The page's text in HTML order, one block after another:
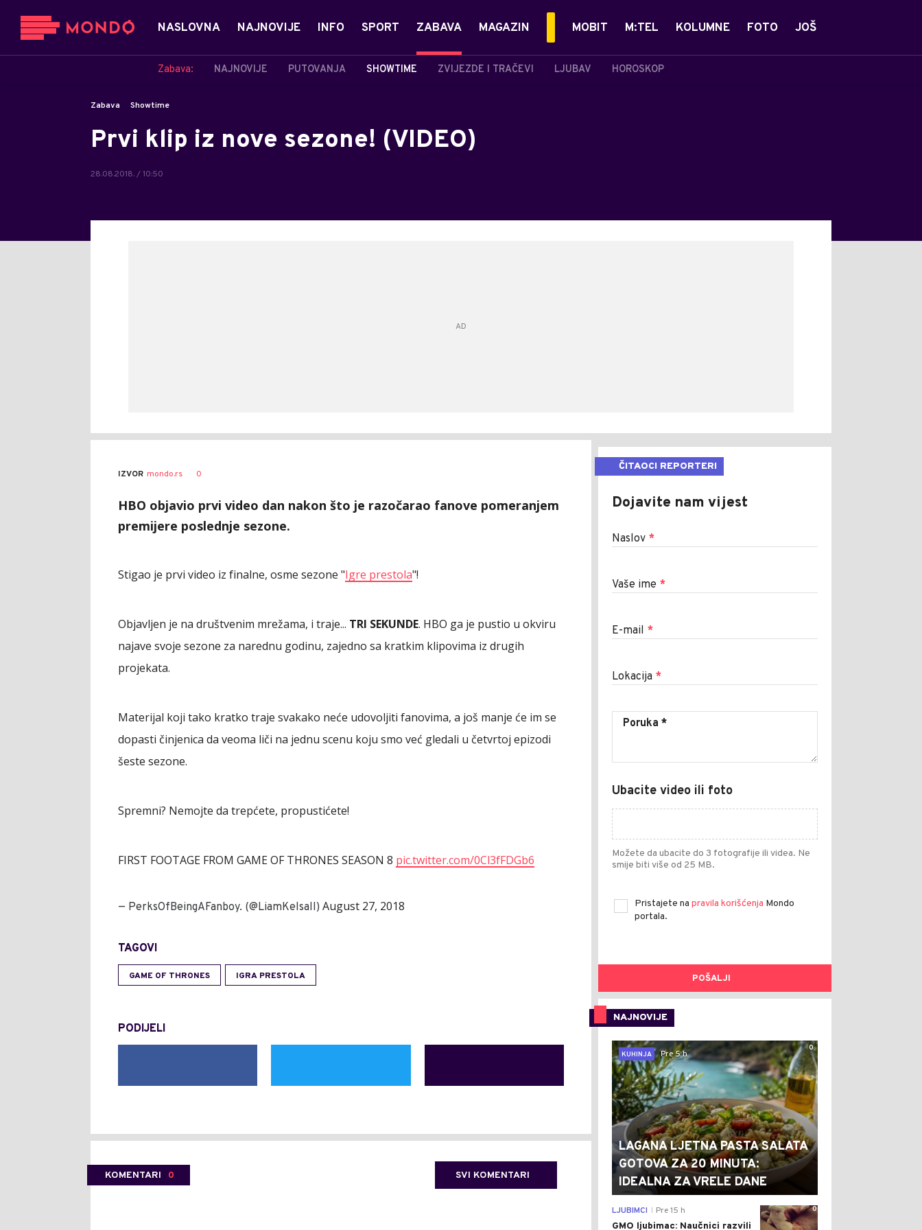
NASLOVNA NAJNOVIJE INFO SPORT ZABAVA
Zabava: NAJNOVIJE PUTOVANJA SHOWTIME ZVIJEZDE I TRAČEVI LJUBAV HOROSKOP
MAGAZIN MOBIT M:TEL KOLUMNE FOTO JOŠ
Zabava Showtime
Prvi klip iz nove sezone! (VIDEO)
28.08.2018. / 10:50
IZVOR mondo.rs 0
HBO objavio prvi video dan nakon što je razočarao fanove pomeranjem
premijere poslednje sezone.
Stigao je prvi video iz finalne, osme sezone "Igre prestola"!
Objavljen je na društvenim mrežama, i traje... TRI SEKUNDE. HBO ga je pustio u okviru
najave svoje sezone za narednu godinu, zajedno sa kratkim klipovima iz drugih
projekata.
Materijal koji tako kratko traje svakako neće udovoljiti fanovima, a još manje će im se
dopasti činjenica da veoma liči na jednu scenu koju smo već gledali u četvrtoj epizodi
šeste sezone.
Spremni? Nemojte da trepćete, propustićete!
FIRST FOOTAGE FROM GAME OF THRONES SEASON 8 pic.twitter.com/0Cl3fFDGb6
— PerksOfBeingAFanboy. (@LiamKelsall) August 27, 2018
TAGOVI
GAME OF THRONES IGRA PRESTOLA
PODIJELI
KOMENTARI 0 SVI KOMENTARI
ČITAOCI REPORTERI
Dojavite nam vijest
Naslov *
Vaše ime *
E-mail *
Lokacija *
Ubacite video ili foto
Možete da ubacite do 3 fotografije ili videa. Ne
smije biti više od 25 MB.
Pristajete na pravila korišćenja Mondo
portala.
POŠALJI
NAJNOVIJE
0
KUHINJA
Pre 5 h
LAGANA LJETNA PASTA SALATA
GOTOVA ZA 20 MINUTA:
IDEALNA ZA VRELE DANE
0
LJUBIMCI Pre 15 h
GMO ljubimac: Naučnici razvili